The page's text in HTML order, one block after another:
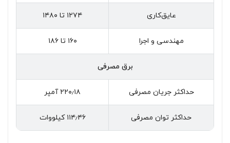
عایق‌کاری ۱۲۷۴ تا ۱۴۸۰
مهندسی و اجرا ۱۶۰ تا ۱۸۶
برق مصرفی
حداکثر جریان مصرفی ۲۲۰٫۱۸ آمپر
حداکثر توان مصرفی ۱۱۴٫۴۶ کیلووات